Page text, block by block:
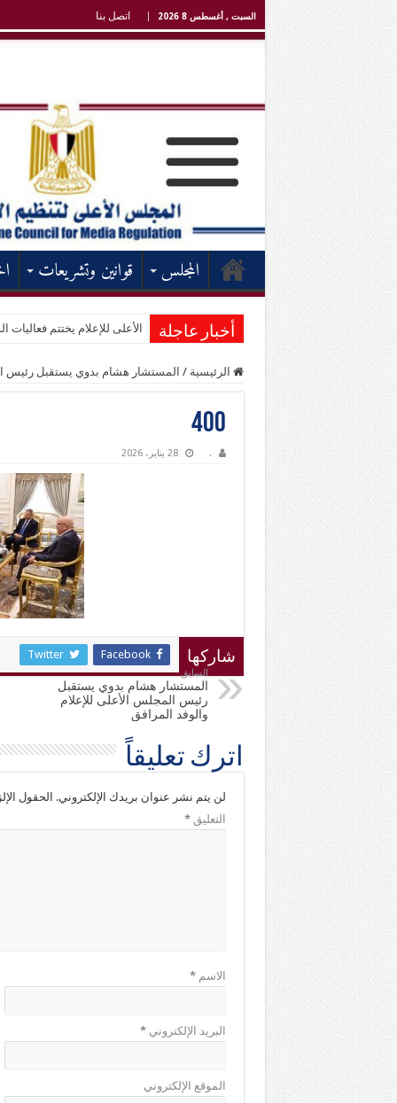
السبت , أغسطس 8 2026 اتصل بنا
المجلس قوانين وتشريعات
أخبار عاجلة الأعلى للإعلام يختتم فعاليات
الرئيسية / المستشار هشام بدوي يستقبل رئيس
400
. 28 يناير، 2026
شاركها Facebook
Twitter
السابق
المستشار هشام بدوي يستقبل
رئيس المجلس الأعلى للإعلام
والوفد المرافق
اترك تعليقاً
لن يتم نشر عنوان بريدك الإلكتروني. الحقول
التعليق*
الاسم*
البريد الإلكتروني*
الموقع الإلكتروني